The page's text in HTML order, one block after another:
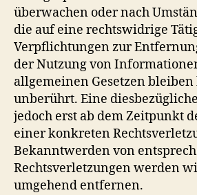
überwachen oder nach
die auf eine rechtswidrige
Verpflichtungen zur
der Nutzung von
allgemeinen Gesetzen
unberührt. Eine
jedoch erst ab dem Zeitpunkt
einer konkreten
Bekanntwerden von
Rechtsverletzungen werden
umgehend entfernen.